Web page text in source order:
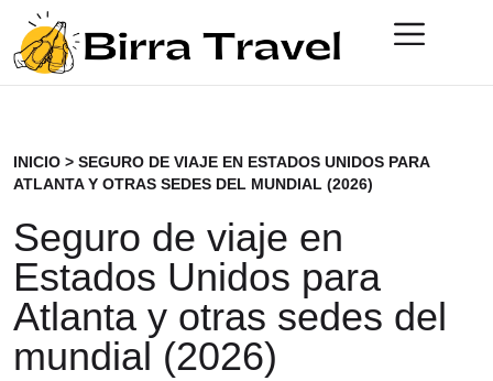
INICIO > SEGURO DE VIAJE EN ESTADOS UNIDOS PARA
ATLANTA Y OTRAS SEDES DEL MUNDIAL (2026)
Seguro de viaje en
Estados Unidos para
Atlanta y otras sedes del
mundial (2026)